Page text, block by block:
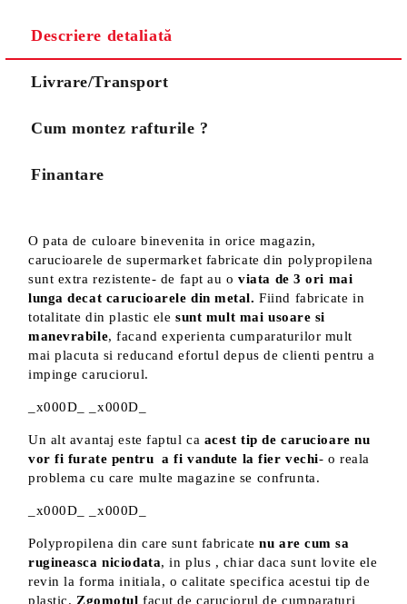
Descriere detaliată
Livrare/Transport
Cum montez rafturile ?
Finantare
O pata de culoare binevenita in orice magazin,
carucioarele de supermarket fabricate din polypropilena
sunt extra rezistente- de fapt au oviata de 3 ori mai
lunga decat carucioarele din metal.Fiind fabricate in
totalitate din plastic elesunt mult mai usoare si
manevrabile, facand experienta cumparaturilor mult
mai placuta si reducand efortul depus de clienti pentru a
impinge caruciorul.
_x000D_ _x000D_
Un alt avantaj este faptul ca acest tip de carucioare nu
vor fi furate pentru a fi vandute la fier vechi- o reala
problema cu care multe magazine se confrunta.
_x000D_ _x000D_
Polypropilena din care sunt fabricatenu are cum sa
rugineasca niciodata, in plus , chiar daca sunt lovite ele
revin la forma initiala, o calitate specifica acestui tip de
plastic. Zgomotulfacut de caruciorul de cumparaturi